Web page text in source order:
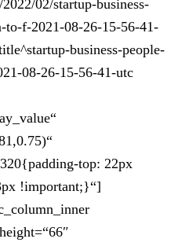
02/startup-business-
to-f-2021-08-26-15-56-41-
business-people-
08-26-15-56-41-utc
top: 22px
!important;}“]